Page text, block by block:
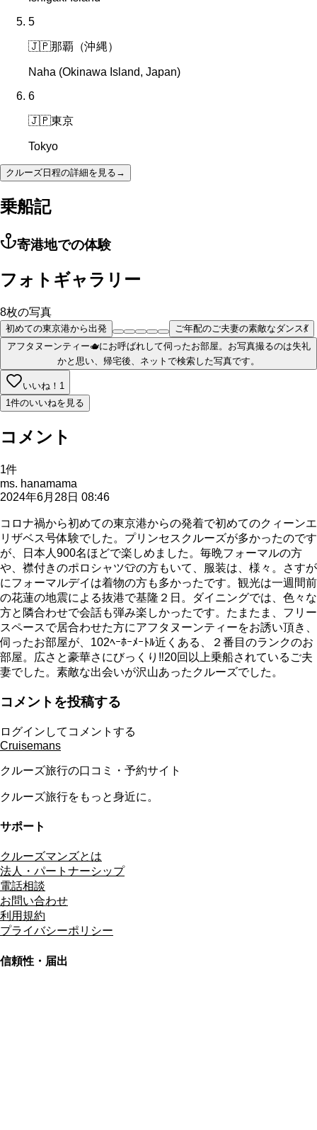
5
🇯🇵那覇（沖縄）
Naha (Okinawa Island, Japan)
6
🇯🇵東京
Tokyo
クルーズ日程の詳細を見る →
乗船記
寄港地での体験
フォトギャラリー
8枚の写真
初めての東京港から出発
ご年配のご夫妻の素敵なダンス💃
アフタヌーンティー🫖にお呼ばれして伺ったお部屋。お写真撮るのは失礼
かと思い、帰宅後、ネットで検索した写真です。
いいね！ 1
1件のいいねを見る
コメント
1件
ms. hanamama
2024年6月28日 08:46
コロナ禍から初めての東京港からの発着で初めてのクィーンエ
リザベス号体験でした。プリンセスクルーズが多かったのです
が、日本人900名ほどで楽しめました。毎晩フォーマルの方
や、襟付きのポロシャツ👕の方もいて、服装は、様々。さすが
にフォーマルデイは着物の方も多かったです。観光は一週間前
の花蓮の地震による抜港で基隆２日。ダイニングでは、色々な
方と隣合わせで会話も弾み楽しかったです。たまたま、フリー
スペースで居合わせた方にアフタヌーンティーをお誘い頂き、
伺ったお部屋が、102ﾍｰﾎｰﾒｰﾄﾙ近くある、２番目のランクのお
部屋。広さと豪華さにびっくり‼️20回以上乗船されているご夫
妻でした。素敵な出会いが沢山あったクルーズでした。
コメントを投稿する
ログインしてコメントする
Cruisemans
クルーズ旅行の口コミ・予約サイト
クルーズ旅行をもっと身近に。
サポート
クルーズマンズとは
法人・パートナーシップ
電話相談
お問い合わせ
利用規約
プライバシーポリシー
信頼性・届出